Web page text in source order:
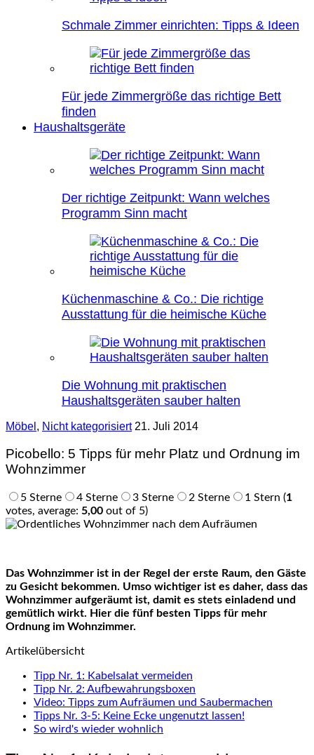
Schmale Zimmer einrichten: Tipps & Ideen
Für jede Zimmergröße das richtige Bett
finden
Haushaltsgeräte
Der richtige Zeitpunkt: Wann welches
Programm Sinn macht
Küchenmaschine & Co.: Die richtige
Ausstattung für die heimische Küche
Die Wohnung mit praktischen
Haushaltsgeräten sauber halten
Möbel , Nicht kategorisiert 21. Juli 2014
Picobello: 5 Tipps für mehr Platz und Ordnung im
Wohnzimmer
5 Sterne 4 Sterne 3 Sterne 2 Sterne 1 Stern (1
votes, average: 5,00 out of 5)
Das Wohnzimmer ist in der Regel der erste Raum, den Gäste
zu Gesicht bekommen. Umso wichtiger ist es daher, dass das
Wohnzimmer aufgeräumt ist, damit es stets einladend und
gemütlich wirkt. Hier die fünf besten Tipps für mehr
Ordnung im Wohnzimmer.
Artikelübersicht
Tipp Nr. 1: Kabelsalat vermeiden
Tipp Nr. 2: Aufbewahrungsboxen
Video: Tipps zum Aufräumen und Saubermachen
Tipps Nr. 3-5: Keine Ecke ungenutzt lassen!
So wird's wieder wohnlich